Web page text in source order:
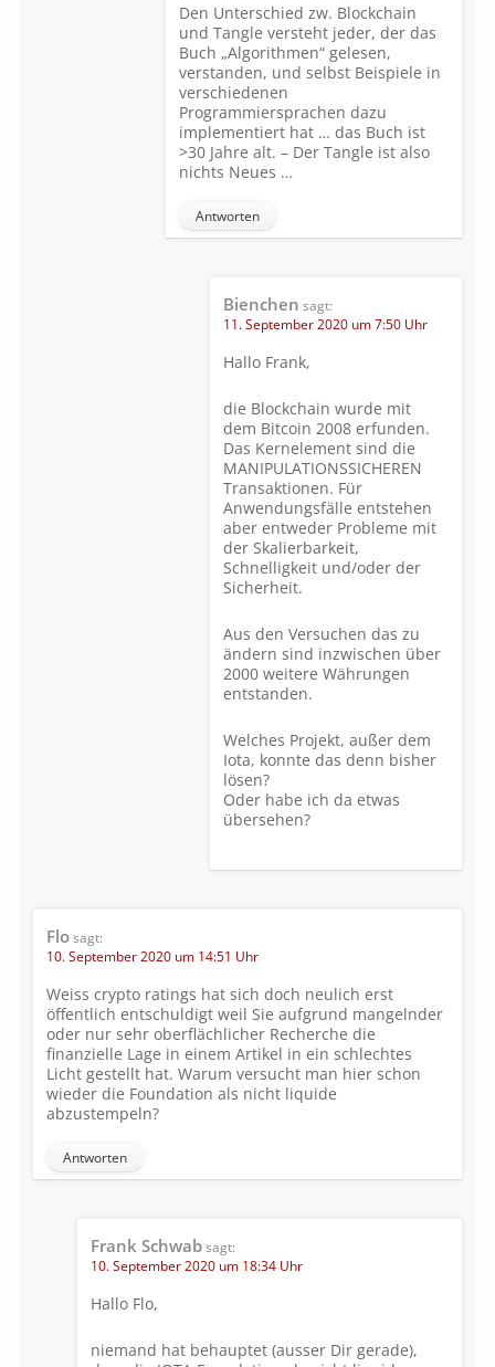
Den Unterschied zw. Blockchain
und Tangle versteht jeder, der das
Buch „Algorithmen“ gelesen,
verstanden, und selbst Beispiele in
verschiedenen
Programmiersprachen dazu
implementiert hat … das Buch ist
>30 Jahre alt. – Der Tangle ist also
nichts Neues …
Antworten
Bienchen sagt:
11. September 2020 um 7:50 Uhr
Hallo Frank,
die Blockchain wurde mit
dem Bitcoin 2008 erfunden.
Das Kernelement sind die
MANIPULATIONSSICHEREN
Transaktionen. Für
Anwendungsfälle entstehen
aber entweder Probleme mit
der Skalierbarkeit,
Schnelligkeit und/oder der
Sicherheit.
Aus den Versuchen das zu
ändern sind inzwischen über
2000 weitere Währungen
entstanden.
Welches Projekt, außer dem
Iota, konnte das denn bisher
lösen?
Oder habe ich da etwas
übersehen?
Flosagt:
10. September 2020 um 14:51 Uhr
Weiss crypto ratings hat sich doch neulich erst
öffentlich entschuldigt weil Sie aufgrund mangelnder
oder nur sehr oberflächlicher Recherche die
finanzielle Lage in einem Artikel in ein schlechtes
Licht gestellt hat. Warum versucht man hier schon
wieder die Foundation als nicht liquide
abzustempeln?
Antworten
Frank Schwabsagt:
10. September 2020 um 18:34 Uhr
Hallo Flo,
niemand hat behauptet (ausser Dir gerade),